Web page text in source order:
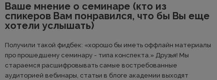
Ваше мнение о семинаре (кто из
спикеров Вам понравился, что бы Вы еще
хотели услышать)
Получили такой фидбек: «хорошо бы иметь оффлайн материалы
про прошедшему семинару - типа конспекта.» Друзья! Мы
стараемся расшифровывать самые востребованные
аудиторией вебинары, статьи в блоге академии выходят